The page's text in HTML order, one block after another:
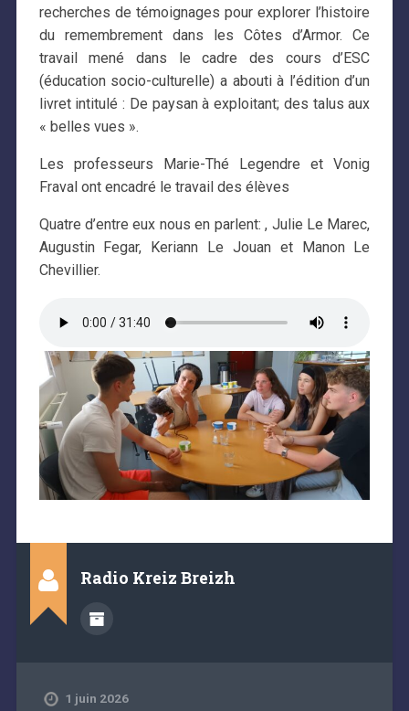
recherches de témoignages pour explorer l’histoire
du remembrement dans les Côtes d’Armor. Ce
travail mené dans le cadre des cours d’ESC
(éducation socio-culturelle) a abouti à l’édition d’un
livret intitulé : De paysan à exploitant; des talus aux
« belles vues ».
Les professeurs Marie-Thé Legendre et Vonig
Fraval ont encadré le travail des élèves
Quatre d’entre eux nous en parlent: , Julie Le Marec,
Augustin Fegar, Keriann Le Jouan et Manon Le
Chevillier.
Radio Kreiz Breizh
1 juin 2026